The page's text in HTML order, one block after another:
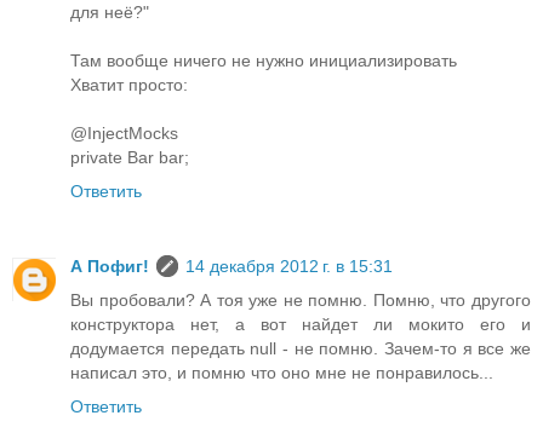
для неё?"
Там вообще ничего не нужно инициализировать
Хватит просто:
@InjectMocks
private Bar bar;
Ответить
А Пофиг!
14 декабря 2012 г. в 15:31
Вы пробовали? А тоя уже не помню. Помню, что другого
конструктора нет, а вот найдет ли мокито его и
додумается передать null - не помню. Зачем-то я все же
написал это, и помню что оно мне не понравилось...
Ответить